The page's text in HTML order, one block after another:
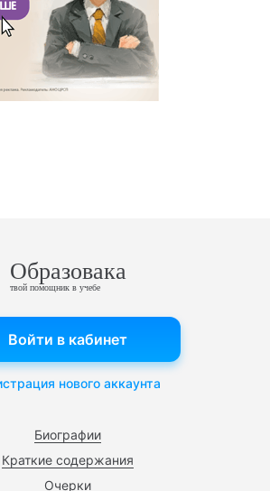
Образовака
твой помощник в учебе
Биографии
Краткие содержания
Очерки
Войти в кабинет
нового аккаунта